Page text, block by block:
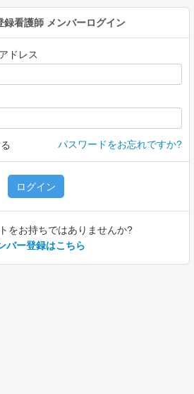
録看護師 メンバーログイン
ドレス
パスワードをお忘れですか?
ログイン
をお持ちではありませんか?
バー登録はこちら